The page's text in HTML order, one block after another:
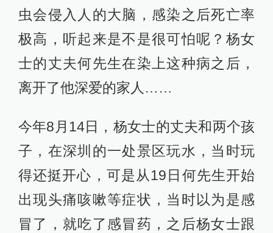
虫会侵入人的大脑，感染之后死亡率
极高，听起来是不是很可怕呢？杨女
士的丈夫何先生在染上这种病之后，
离开了他深爱的家人……
今年8月14日，杨女士的丈夫和两个孩
子，在深圳的一处景区玩水，当时玩
得还挺开心，可是从19日何先生开始
出现头痛咳嗽等症状，当时以为是感
冒了，就吃了感冒药，之后杨女士跟